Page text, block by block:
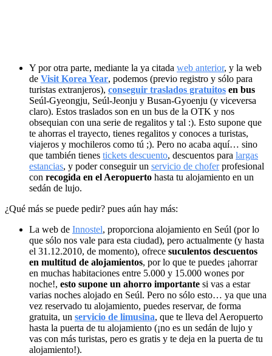
Y por otra parte, mediante la ya citada web anterior, y la web
de Visit Korea Year, podemos (previo registro y sólo para
turistas extranjeros), conseguir traslados gratuitos en bus
Seúl-Gyeongju, Seúl-Jeonju y Busan-Gyoenju (y viceversa
claro). Estos traslados son en un bus de la OTK y nos
obsequian con una serie de regalitos y tal :). Esto supone que
te ahorras el trayecto, tienes regalitos y conoces a turistas,
viajeros y mochileros como tú ;). Pero no acaba aquí… sino
que también tienes tickets descuento, descuentos para largas
estancias, y poder conseguir un servicio de choferprofesional
con recogida en el Aeropuerto hasta tu alojamiento en un
sedán de lujo.
¿Qué más se puede pedir? pues aún hay más:
La web de Innostel, proporciona alojamiento en Seúl (por lo
que sólo nos vale para esta ciudad), pero actualmente (y hasta
el 31.12.2010, de momento), ofrece suculentos descuentos
en multitud de alojamientos, por lo que te puedes ¡ahorrar
en muchas habitaciones entre 5.000 y 15.000 wones por
noche!, esto supone un ahorro importante si vas a estar
varias noches alojado en Seúl. Pero no sólo esto… ya que una
vez reservado tu alojamiento, puedes reservar, de forma
gratuita, un servicio de limusina, que te lleva del Aeropuerto
hasta la puerta de tu alojamiento (¡no es un sedán de lujo y
vas con más turistas, pero es gratis y te deja en la puerta de tu
alojamiento!).